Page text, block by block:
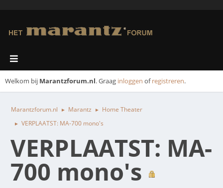
Welkom bij Marantzforum.nl. Graag inloggen ofregistreren.
Marantzforum.nl ► Marantz ► Home Theater
► VERPLAATST: MA-700 mono's
VERPLAATST: MA-
700 mono's